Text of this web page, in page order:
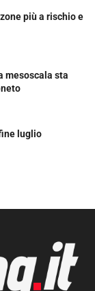
più a rischio e
mesoscala sta
luglio